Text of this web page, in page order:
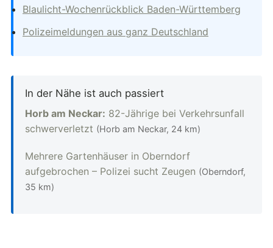
Blaulicht-Wochenrückblick Baden-Württemberg
Polizeimeldungen aus ganz Deutschland
In der Nähe ist auch passiert
Horb am Neckar: 82-Jährige bei Verkehrsunfall
schwerverletzt (Horb am Neckar, 24 km)
Mehrere Gartenhäuser in Oberndorf
aufgebrochen – Polizei sucht Zeugen (Oberndorf,
35 km)